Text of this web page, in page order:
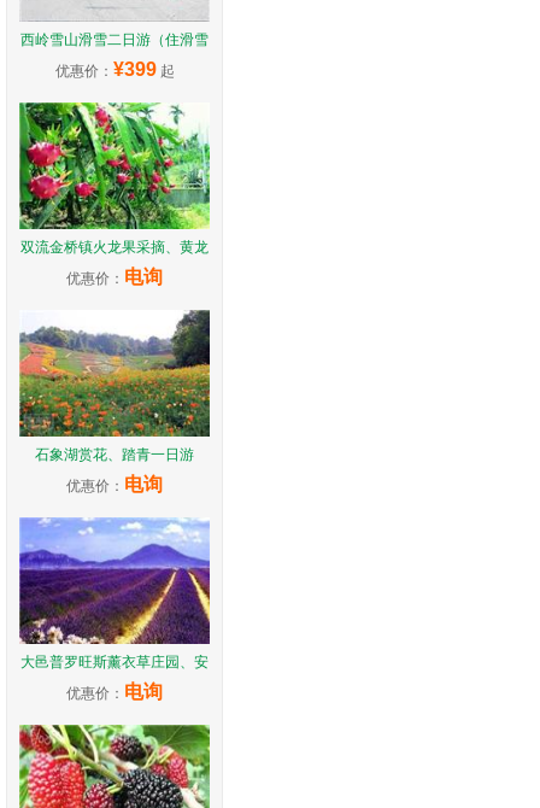
西岭雪山滑雪二日游（住滑雪
优惠价： ¥399起
双流金桥镇火龙果采摘、黄龙
优惠价： 电询
石象湖赏花、踏青一日游
优惠价： 电询
大邑普罗旺斯薰衣草庄园、安
优惠价： 电询